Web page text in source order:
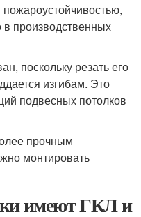
в производственных
поскольку резать его
изгибам. Это
подвесных потолков
прочным
монтировать
имеют ГКЛ и